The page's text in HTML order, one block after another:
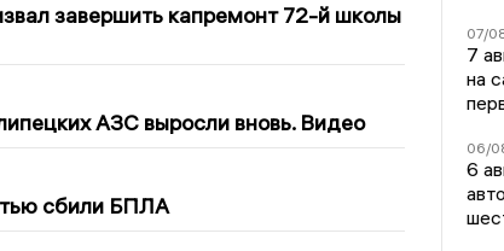
завершить капремонт 72-й школы
АЗС выросли вновь. Видео
сбили БПЛА
07/
7
на
06/
6